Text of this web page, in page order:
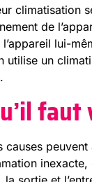
climatisation
de
l’appareil lui-
utilise un
causes
inexacte,